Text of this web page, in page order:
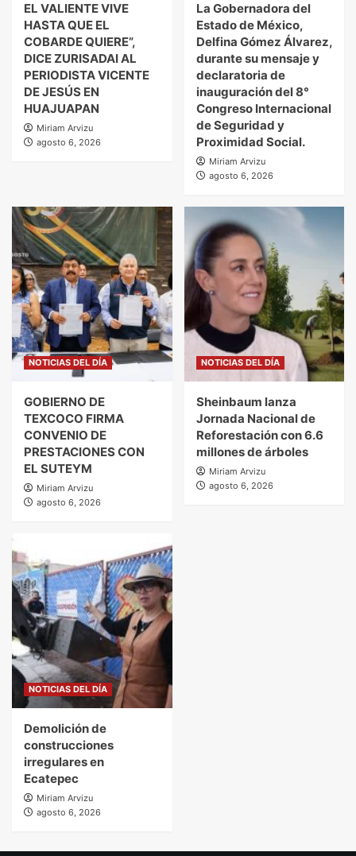
EL VALIENTE VIVE
HASTA QUE EL
COBARDE QUIERE”,
DICE ZURISADAI AL
PERIODISTA VICENTE
DE JESÚS EN
HUAJUAPAN
Miriam Arvizu
agosto 6, 2026
La Gobernadora del
Estado de México,
Delfina Gómez Álvarez,
durante su mensaje y
declaratoria de
inauguración del 8°
Congreso Internacional
de Seguridad y
Proximidad Social.
Miriam Arvizu
agosto 6, 2026
NOTICIAS DEL DÍA
GOBIERNO DE
TEXCOCO FIRMA
CONVENIO DE
PRESTACIONES CON
EL SUTEYM
Miriam Arvizu
agosto 6, 2026
NOTICIAS DEL DÍA
Sheinbaum lanza
Jornada Nacional de
Reforestación con 6.6
millones de árboles
Miriam Arvizu
agosto 6, 2026
NOTICIAS DEL DÍA
Demolición de
construcciones
irregulares en
Ecatepec
Miriam Arvizu
agosto 6, 2026